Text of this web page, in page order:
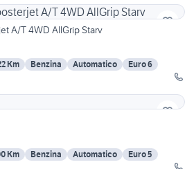
A/T 4WD AllGrip Starv
Km Benzina Automatico
Euro 6
Km Benzina Automatico
Euro 5